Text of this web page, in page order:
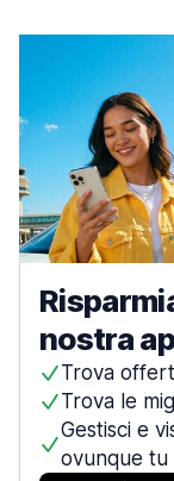
nostra
Trova
Trova le
Gestisci e
ovunque tu